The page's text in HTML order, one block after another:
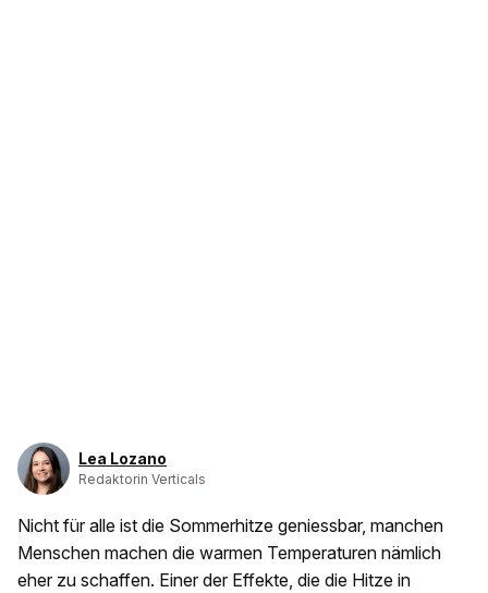
Lea Lozano
Redaktorin Verticals
Nicht für alle ist die Sommerhitze geniessbar, manchen
Menschen machen die warmen Temperaturen nämlich
eher zu schaffen. Einer der Effekte, die die Hitze in